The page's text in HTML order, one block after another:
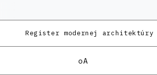
Register modernej architektúry
oA